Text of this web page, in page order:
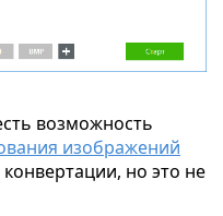
возможность
изображений
но это не